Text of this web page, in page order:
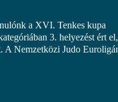
a XVI. Tenkes kupa
3. helyezést ért el,
A Nemzetközi Judo